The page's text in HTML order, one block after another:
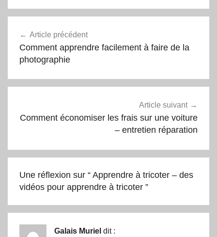
de
l’article
Article précédent
Comment apprendre facilement à faire de la
photographie
Article suivant
Comment économiser les frais sur une voiture
– entretien réparation
Une réflexion sur “ Apprendre à tricoter – des
vidéos pour apprendre à tricoter ”
Galais Muriel dit :